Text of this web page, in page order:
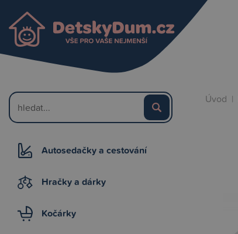
Autosedačky a cestování
Hračky a dárky
Kočárky
Úvod |